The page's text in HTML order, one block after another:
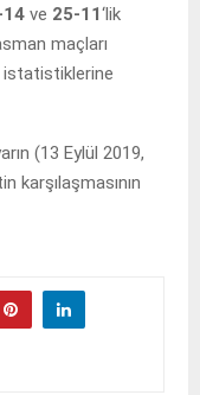
14 ve 25-11‘lik
maçları
istatistiklerine
(13 Eylül 2019,
karşılaşmasının